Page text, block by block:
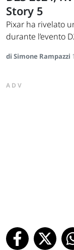
Story 5
Pixar ha rivelato
durante l’evento
di Simone Rampazzi
ADV